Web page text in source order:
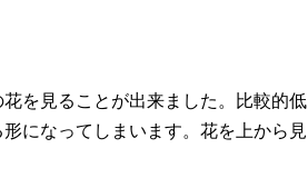
を見ることが出来ました。比較的低
になってしまいます。花を上から見